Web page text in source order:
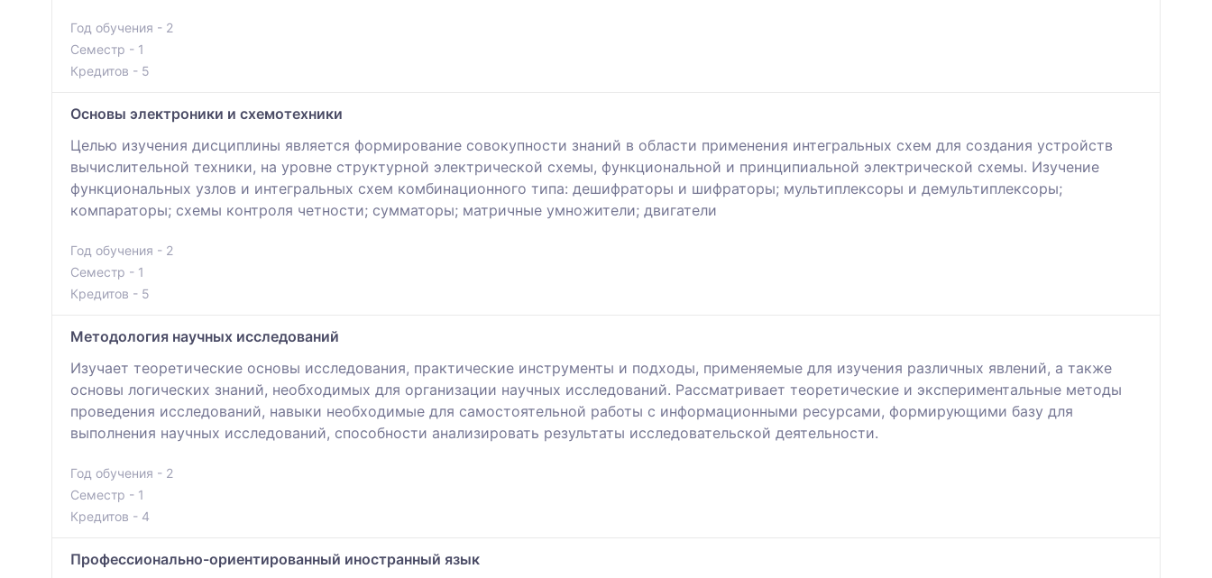
Год обучения - 2
Семестр - 1
Кредитов - 5
Основы электроники и схемотехники
Целью изучения дисциплины является формирование совокупности знаний в области применения интегральных схем для создания устройств
вычислительной техники, на уровне структурной электрической схемы, функциональной и принципиальной электрической схемы. Изучение
функциональных узлов и интегральных схем комбинационного типа: дешифраторы и шифраторы; мультиплексоры и демультиплексоры;
компараторы; схемы контроля четности; сумматоры; матричные умножители; двигатели
Год обучения - 2
Семестр - 1
Кредитов - 5
Методология научных исследований
Изучает теоретические основы исследования, практические инструменты и подходы, применяемые для изучения различных явлений, а также
основы логических знаний, необходимых для организации научных исследований. Рассматривает теоретические и экспериментальные методы
проведения исследований, навыки необходимые для самостоятельной работы с информационными ресурсами, формирующими базу для
выполнения научных исследований, способности анализировать результаты исследовательской деятельности.
Год обучения - 2
Семестр - 1
Кредитов - 4
Профессионально-ориентированный иностранный язык